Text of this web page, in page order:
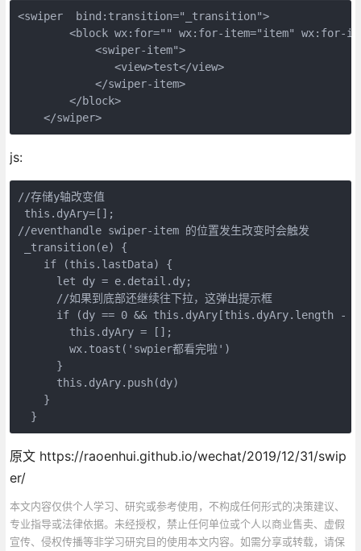
<swiper  bind:transition="_transition">
<block wx:for="" wx:for-item="item" wx:for-
            <swiper-item">
               <view>test</view>
            </swiper-item>
        </block>
    </swiper>
js:
//存储y轴改变值
this.dyAry=[];
//eventhandle swiper-item 的位置发生改变时会触发
_transition(e) {
    if (this.lastData) {
      let dy = e.detail.dy;
      //如果到底部还继续往下拉，这弹出提示框
if (dy == 0 && this.dyAry[this.dyAry.length -
        this.dyAry = [];
        wx.toast('swpier都看完啦')
      }
      this.dyAry.push(dy)
    }
  }
原文 https://raoenhui.github.io/wechat/2019/12/31/swip
er/
本文内容仅供个人学习、研究或参考使用，不构成任何形式的决策建议、
专业指导或法律依据。未经授权，禁止任何单位或个人以商业售卖、虚假
宣传、侵权传播等非学习研究目的使用本文内容。如需分享或转载，请保